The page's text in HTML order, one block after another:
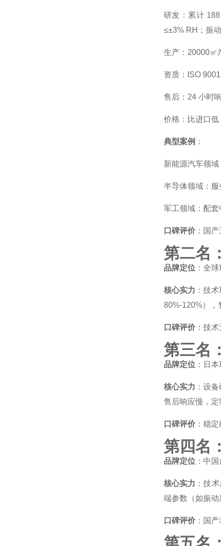
研发：累计
≤±3% RH；振
生产：20000㎡
资质：ISO
售后：24 小时
价格：比进口
典型案例 ：
新能源汽车领
半导体领域：
军工领域：配
口碑评价：国产
第二名
品牌定位：全球
核心实力 ：技
80%-120%），
口碑评价：技术
第三名
品牌定位：日本
核心实力 ：设
售后响应慢，
口碑评价：稳定
第四名
品牌定位：中国
核心实力 ：技
端参数（如振
口碑评价：国产